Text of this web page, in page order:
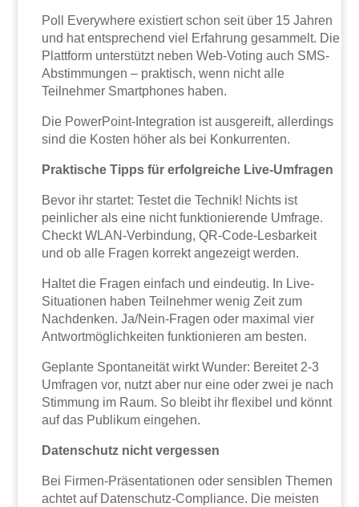
Poll Everywhere existiert schon seit über 15 Jahren
und hat entsprechend viel Erfahrung gesammelt. Die
Plattform unterstützt neben Web-Voting auch SMS-
Abstimmungen – praktisch, wenn nicht alle
Teilnehmer Smartphones haben.
Die PowerPoint-Integration ist ausgereift, allerdings
sind die Kosten höher als bei Konkurrenten.
Praktische Tipps für erfolgreiche Live-Umfragen
Bevor ihr startet: Testet die Technik! Nichts ist
peinlicher als eine nicht funktionierende Umfrage.
Checkt WLAN-Verbindung, QR-Code-Lesbarkeit
und ob alle Fragen korrekt angezeigt werden.
Haltet die Fragen einfach und eindeutig. In Live-
Situationen haben Teilnehmer wenig Zeit zum
Nachdenken. Ja/Nein-Fragen oder maximal vier
Antwortmöglichkeiten funktionieren am besten.
Geplante Spontaneität wirkt Wunder: Bereitet 2-3
Umfragen vor, nutzt aber nur eine oder zwei je nach
Stimmung im Raum. So bleibt ihr flexibel und könnt
auf das Publikum eingehen.
Datenschutz nicht vergessen
Bei Firmen-Präsentationen oder sensiblen Themen
achtet auf Datenschutz-Compliance. Die meisten